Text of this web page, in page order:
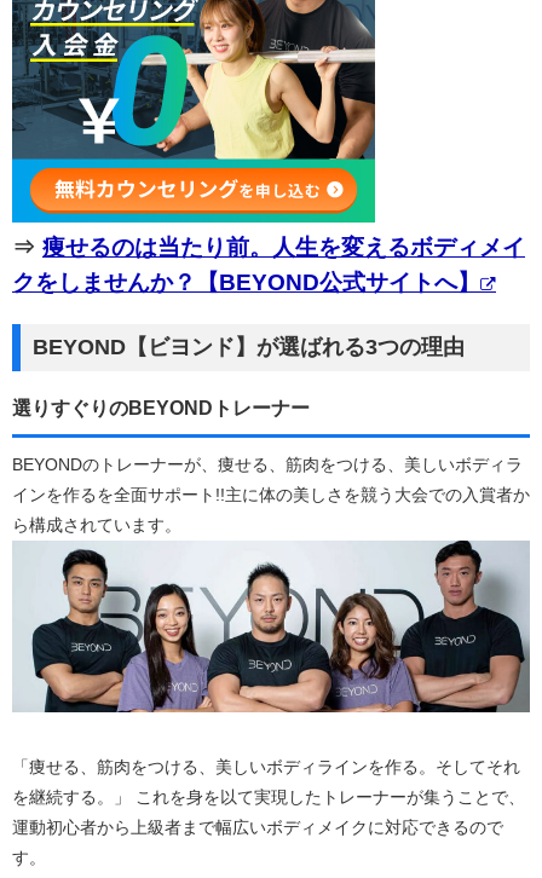
⇒ 痩せるのは当たり前。人生を変えるボディメイ
クをしませんか？【BEYOND公式サイトへ】
BEYOND【ビヨンド】が選ばれる3つの理由
選りすぐりのBEYONDトレーナー
BEYONDのトレーナーが、痩せる、筋肉をつける、美しいボディラ
インを作るを全面サポート!!主に体の美しさを競う大会での入賞者か
ら構成されています。
「痩せる、筋肉をつける、美しいボディラインを作る。そしてそれ
を継続する。」 これを身を以て実現したトレーナーが集うことで、
運動初心者から上級者まで幅広いボディメイクに対応できるので
す。